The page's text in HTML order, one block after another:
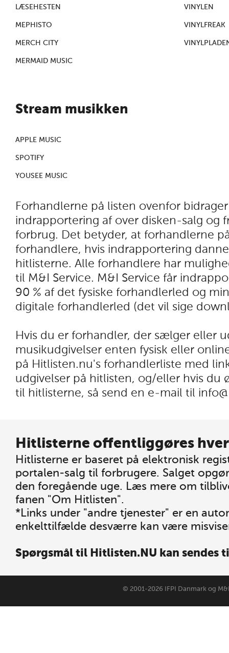
LÆSEHESTEN
MEPHISTO
MERCH CITY
MERMAID MUSIC
VINYLEN
VINYLFREAK
Stream musikken
APPLE MUSIC
SPOTIFY
YOUSEE MUSIC
Forhandlerne på listen ovenfor
indrapportering af over disken-salg og
forbrug. Det betyder, at forhandlerne
forhandlere, hvis indrapportering
hitlisterne. Alle forhandlere har
til M&I Service. M&I Service får
90 % af det fysiske forhandlerled og
digitale forhandlerled (det vil sige
Hvis du er forhandler, der sælger eller
musikudgivelser enten fysisk eller
på Hitlisten.nu's forhandlerliste med
udgivelser på hitlisten, og/eller hvis du
til hitlisterne, så send en e-mail til
Hitlisterne offentliggøres
Hitlisterne er baseret på elektronisk
portalen-salg til forbrugere. Salget
den foregående uge. Læs mere om
fanen "Om Hitlisten".
*Links under "andre tjenester" er en
enkelttilfælde desværre kan være
Spørgsmål til Hitlisten.NU kan sendes
© 2001-2026 IFPI Danmark og